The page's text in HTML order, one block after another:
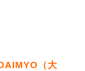
（大